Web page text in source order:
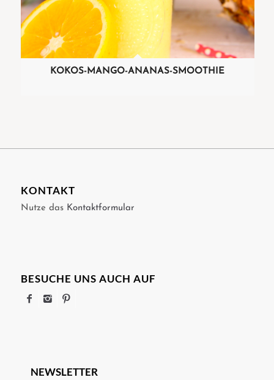
KOKOS-MANGO-ANANAS-SMOOTHIE
KONTAKT
Nutze das Kontaktformular
BESUCHE UNS AUCH AUF
NEWSLETTER